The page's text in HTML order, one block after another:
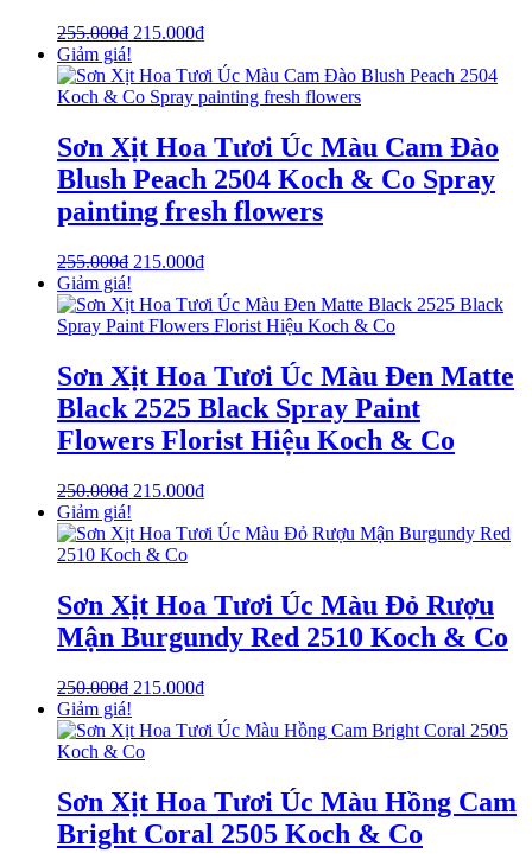
255.000₫ 215.000₫
Giảm giá!
Sơn Xịt Hoa Tươi Úc Màu Cam Đào
Blush Peach 2504 Koch & Co Spray
painting fresh flowers
255.000₫ 215.000₫
Giảm giá!
Sơn Xịt Hoa Tươi Úc Màu Đen Matte
Black 2525 Black Spray Paint
Flowers Florist Hiệu Koch & Co
250.000₫ 215.000₫
Giảm giá!
Sơn Xịt Hoa Tươi Úc Màu Đỏ Rượu
Mận Burgundy Red 2510 Koch & Co
250.000₫ 215.000₫
Giảm giá!
Sơn Xịt Hoa Tươi Úc Màu Hồng Cam
Bright Coral 2505 Koch & Co